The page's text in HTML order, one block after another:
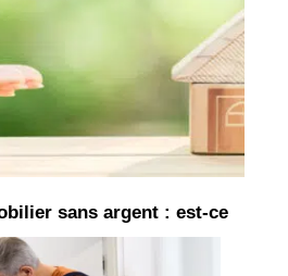
sans argent : est-ce